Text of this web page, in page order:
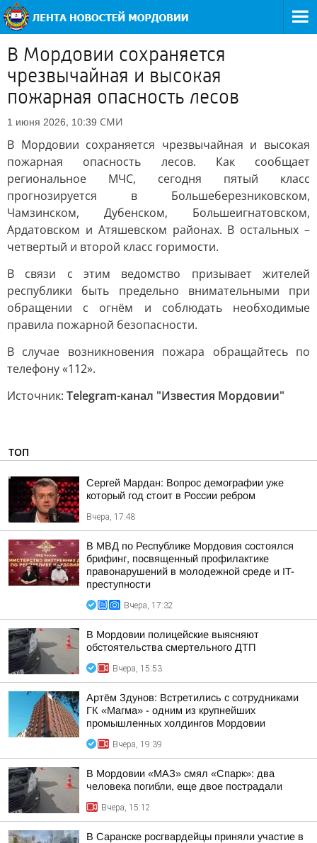
В Мордовии сохраняется
чрезвычайная и высокая
пожарная опасность лесов
1 июня 2026, 10:39 СМИ
В Мордовии сохраняется чрезвычайная и высокая
пожарная опасность лесов. Как сообщает
региональное МЧС, сегодня пятый класс
прогнозируется в Большеберезниковском,
Чамзинском, Дубенском, Большеигнатовском,
Ардатовском и Атяшевском районах. В остальных –
четвертый и второй класс горимости.
В связи с этим ведомство призывает жителей
республики быть предельно внимательными при
обращении с огнём и соблюдать необходимые
правила пожарной безопасности.
В случае возникновения пожара обращайтесь по
телефону «112».
Источник: Telegram-канал "Известия Мордовии"
ТОП
Сергей Мардан: Вопрос демографии уже
который год стоит в России ребром
Вчера, 17:48
В МВД по Республике Мордовия состоялся
брифинг, посвященный профилактике
правонарушений в молодежной среде и IT-
преступности
Вчера, 17:32
В Мордовии полицейские выясняют
обстоятельства смертельного ДТП
Вчера, 15:53
Артём Здунов: Встретились с сотрудниками
ГК «Магма» - одним из крупнейших
промышленных холдингов Мордовии
Вчера, 19:39
В Мордовии «МАЗ» смял «Спарк»: два
человека погибли, еще двое пострадали
Вчера, 15:12
В Саранске росгвардейцы приняли участие в